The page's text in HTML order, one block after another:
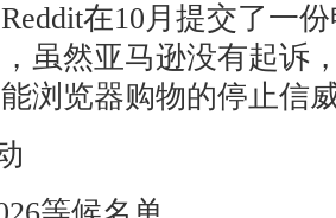
在10月提交了一
虽然亚马逊没有起诉
浏览器购物的停止信